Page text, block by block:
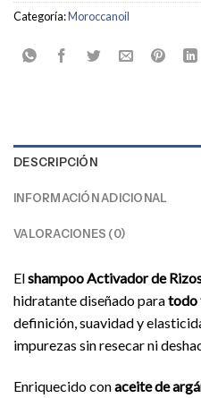
Categoría:Moroccanoil
DESCRIPCIÓN
INFORMACIÓN ADICIONAL
VALORACIONES (0)
Elshampoo Activador de
hidratante diseñado paratodo
definición, suavidad y
impurezas sin resecar ni
Enriquecido conaceite de